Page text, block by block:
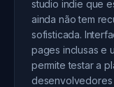
studio indie que
ainda não tem
sofisticada.
pages inclusas e
permite testar a
desenvolvedores